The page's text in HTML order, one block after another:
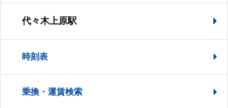
代々木上原駅
時刻表
乗換・運賃検索